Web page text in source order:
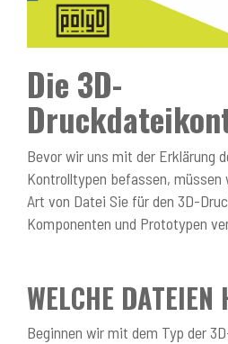
Die 3D-
Bevor wir uns mit der Erklärung
Kontrolltypen befassen, müssen
Art von Datei Sie für den 3D-
Komponenten und Prototypen
WELCHE
Beginnen wir mit dem Typ der